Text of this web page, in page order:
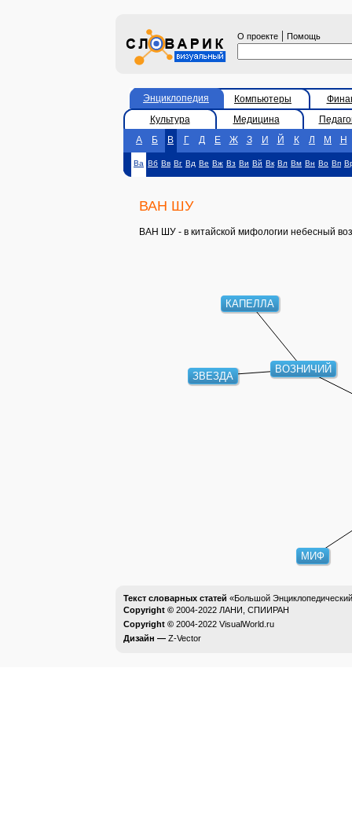
О проекте | Помощь
Энциклопедия Компьютеры
Культура
Медицина
А
Б В Г Д Е Ж З И Й К Л М Н
Ва Вб Вв Вг Вд Ве Вж Вз Ви Вй Вк Вл Вм Вн Во Вп
ВАН ШУ
ВАН ШУ - в китайской мифологии небесный
ВОЗНИЧИЙ
КАПЕЛЛА
ЗВЕЗДА
МИФ
Текст словарных статей «Большой
Copyright © 2004-2022 ЛАНИ, СПИИРАН
Copyright © 2004-2022 VisualWorld.ru
Дизайн — Z-Vector